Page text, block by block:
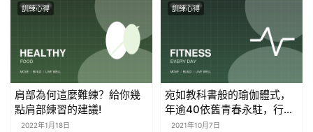
訓練心得
肩部為何這麼難練？給你幾
點肩部練習的建議!
2022年1月18日
訓練心得
宛如教科書般的瑜伽體式，
年逾40依舊青春永駐，行動
帶來改變！
2021年10月7日